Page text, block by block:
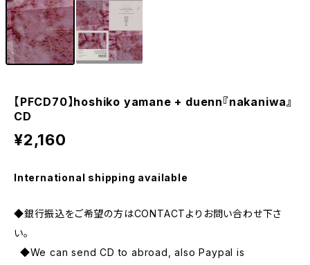
【PFCD70】hoshiko yamane + duenn『nakaniwa』
CD
¥2,160
International shipping available
◆銀行振込をご希望の方はCONTACTよりお問い合わせ下さ
い。
◆We can send CD to abroad, also Paypal is